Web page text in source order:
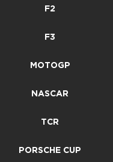
F2
F3
MOTOGP
NASCAR
TCR
PORSCHE CUP